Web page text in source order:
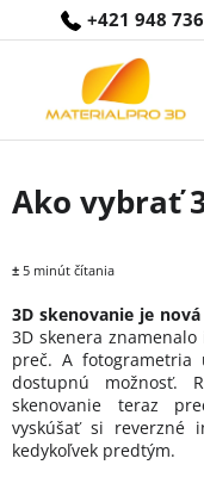
+421 948
Ako vybrať
± 5 minút čítania
3D skenovanie je
3D skenera
preč. A fotogrametria
dostupnú možnosť.
skenovanie teraz
vyskúšať si reverzné
kedykoľvek predtým.